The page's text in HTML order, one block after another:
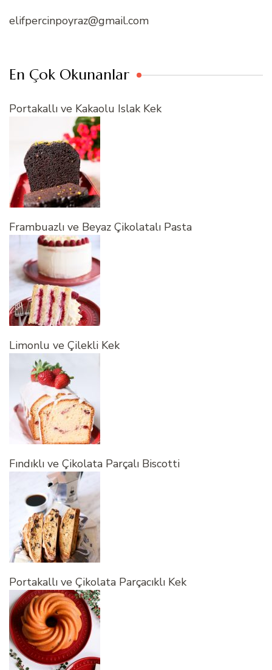
elifpercinpoyraz@gmail.com
En Çok Okunanlar
Portakallı ve Kakaolu Islak Kek
Frambuazlı ve Beyaz Çikolatalı Pasta
Limonlu ve Çilekli Kek
Fındıklı ve Çikolata Parçalı Biscotti
Portakallı ve Çikolata Parçacıklı Kek